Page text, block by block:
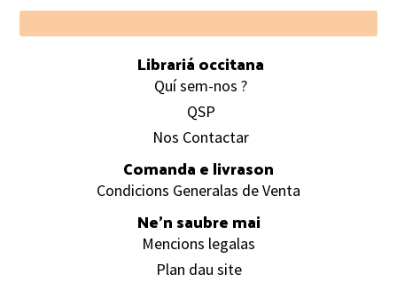
Footer
Librariá occitana
Quí sem-nos ?
QSP
Nos Contactar
Comanda e livrason
Condicions Generalas de Venta
Ne’n saubre mai
Mencions legalas
Plan dau site